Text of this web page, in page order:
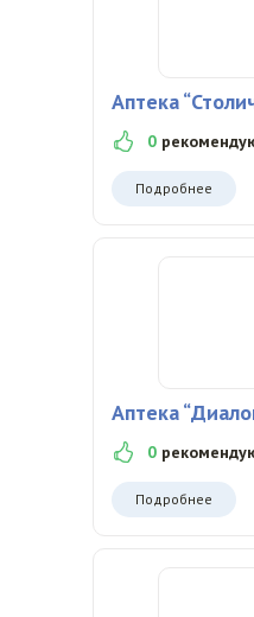
Аптека
0
Подробнее
Аптека
0
Подробнее